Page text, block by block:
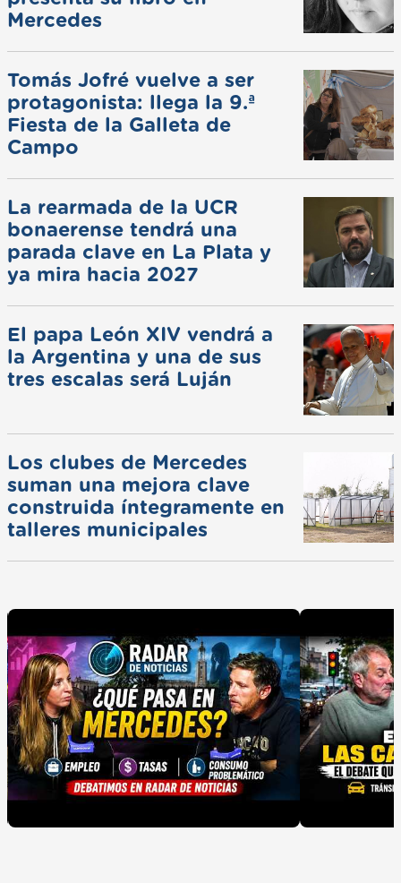
Mercedes
Tomás Jofré vuelve a ser
protagonista: llega la 9.ª
Fiesta de la Galleta de
Campo
La rearmada de la UCR
bonaerense tendrá una
parada clave en La Plata y
ya mira hacia 2027
El papa León XIV vendrá a
la Argentina y una de sus
tres escalas será Luján
Los clubes de Mercedes
suman una mejora clave
construida íntegramente en
talleres municipales